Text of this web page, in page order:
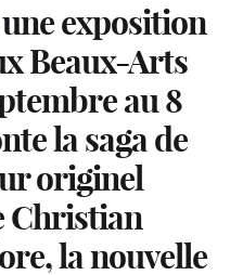
exposition
Beaux-Arts
au 8
la saga de
originel
Christian
la nouvelle